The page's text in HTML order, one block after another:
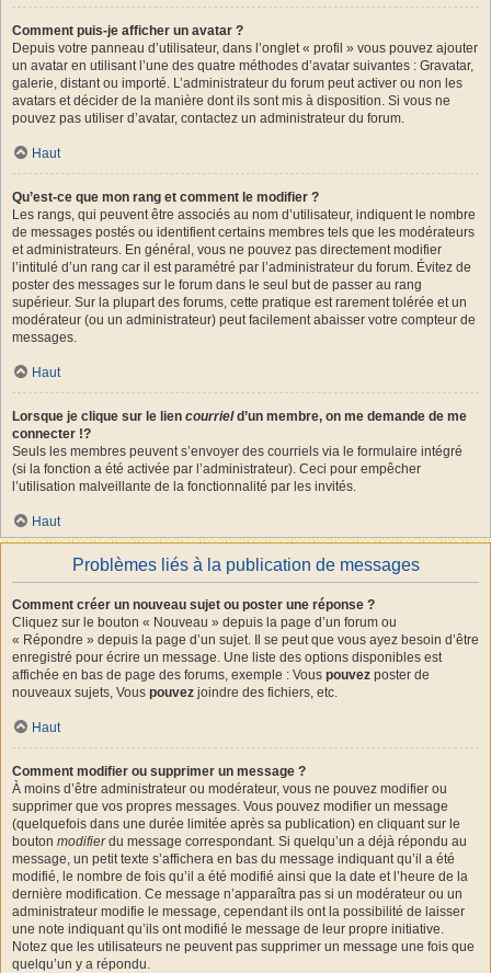
Comment puis-je afficher un avatar ?
Depuis votre panneau d’utilisateur, dans l’onglet « profil » vous pouvez ajouter
un avatar en utilisant l’une des quatre méthodes d’avatar suivantes : Gravatar,
galerie, distant ou importé. L’administrateur du forum peut activer ou non les
avatars et décider de la manière dont ils sont mis à disposition. Si vous ne
pouvez pas utiliser d’avatar, contactez un administrateur du forum.
Haut
Qu’est-ce que mon rang et comment le modifier ?
Les rangs, qui peuvent être associés au nom d’utilisateur, indiquent le nombre
de messages postés ou identifient certains membres tels que les modérateurs
et administrateurs. En général, vous ne pouvez pas directement modifier
l’intitulé d’un rang car il est paramétré par l’administrateur du forum. Évitez de
poster des messages sur le forum dans le seul but de passer au rang
supérieur. Sur la plupart des forums, cette pratique est rarement tolérée et un
modérateur (ou un administrateur) peut facilement abaisser votre compteur de
messages.
Haut
Lorsque je clique sur le lien courrield’un membre, on me demande de me
connecter !?
Seuls les membres peuvent s’envoyer des courriels via le formulaire intégré
(si la fonction a été activée par l’administrateur). Ceci pour empêcher
l’utilisation malveillante de la fonctionnalité par les invités.
Haut
Problèmes liés à la publication de messages
Comment créer un nouveau sujet ou poster une réponse ?
Cliquez sur le bouton « Nouveau » depuis la page d’un forum ou
« Répondre » depuis la page d’un sujet. Il se peut que vous ayez besoin d’être
enregistré pour écrire un message. Une liste des options disponibles est
affichée en bas de page des forums, exemple : Vous pouvez poster de
nouveaux sujets, Vous pouvez joindre des fichiers, etc.
Haut
Comment modifier ou supprimer un message ?
À moins d’être administrateur ou modérateur, vous ne pouvez modifier ou
supprimer que vos propres messages. Vous pouvez modifier un message
(quelquefois dans une durée limitée après sa publication) en cliquant sur le
bouton modifierdu message correspondant. Si quelqu’un a déjà répondu au
message, un petit texte s’affichera en bas du message indiquant qu’il a été
modifié, le nombre de fois qu’il a été modifié ainsi que la date et l’heure de la
dernière modification. Ce message n’apparaîtra pas si un modérateur ou un
administrateur modifie le message, cependant ils ont la possibilité de laisser
une note indiquant qu’ils ont modifié le message de leur propre initiative.
Notez que les utilisateurs ne peuvent pas supprimer un message une fois que
quelqu’un y a répondu.